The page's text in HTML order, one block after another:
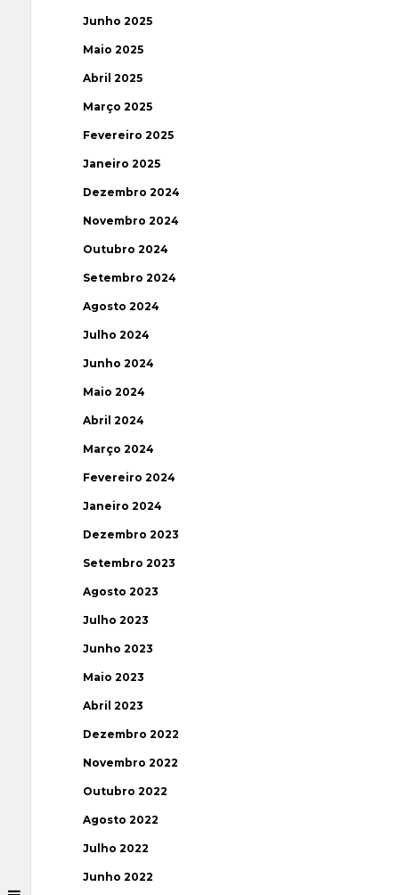
Junho 2025
Maio 2025
Abril 2025
Março 2025
Fevereiro 2025
Janeiro 2025
Dezembro 2024
Novembro 2024
Outubro 2024
Setembro 2024
Agosto 2024
Julho 2024
Junho 2024
Maio 2024
Abril 2024
Março 2024
Fevereiro 2024
Janeiro 2024
Dezembro 2023
Setembro 2023
Agosto 2023
Julho 2023
Junho 2023
Maio 2023
Abril 2023
Dezembro 2022
Novembro 2022
Outubro 2022
Agosto 2022
Julho 2022
Junho 2022